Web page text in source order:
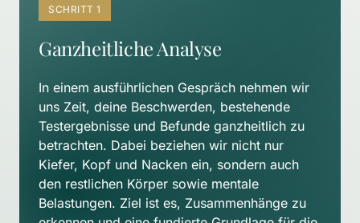
SCHRITT 1
Ganzheitliche Analyse
In einem ausführlichen Gespräch nehmen wir
uns Zeit, deine Beschwerden, bestehende
Testergebnisse und Befunde ganzheitlich zu
betrachten. Dabei beziehen wir nicht nur
Kiefer, Kopf und Nacken ein, sondern auch
den restlichen Körper sowie mentale
Belastungen. Ziel ist es, Zusammenhänge zu